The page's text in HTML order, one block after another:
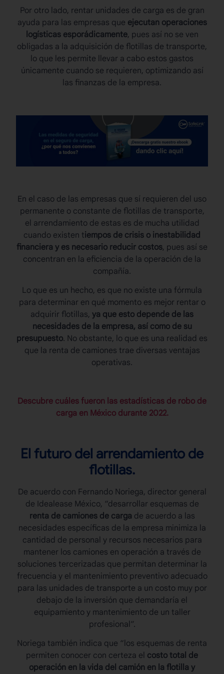
Por otro lado, rentar unidades de carga es de gran
ayuda para las empresas que ejecutan operaciones
logísticas esporádicamente, pues así no se ven
obligadas a la adquisición de flotillas de transporte,
lo que les permite llevar a cabo estos gastos
únicamente cuando se requieren, optimizando así
las finanzas de la empresa.
En el caso de las empresas que sí requieren del uso
permanente o constante de flotillas de transporte,
el arrendamiento de estas es de mucha utilidad
cuando existen tiempos de crisis o inestabilidad
financiera y es necesario reducir costos, pues así se
concentran en la eficiencia de la operación de la
compañía.
Lo que es un hecho, es que no existe una fórmula
para determinar en qué momento es mejor rentar o
adquirir flotillas, ya que esto depende de las
necesidades de la empresa, así como de su
presupuesto. No obstante, lo que es una realidad es
que la renta de camiones trae diversas ventajas
operativas.
Descubre cuáles fueron las estadísticas de robo de
carga en México durante 2022.
El futuro del arrendamiento de
flotillas.
De acuerdo con Fernando Noriega, director general
de Idealease México, “desarrollar esquemas de
renta de camiones de carga de acuerdo a las
necesidades específicas de la empresa minimiza la
cantidad de personal y recursos necesarios para
mantener los camiones en operación a través de
soluciones tercerizadas que permitan determinar la
frecuencia y el mantenimiento preventivo adecuado
para las unidades de transporte a un costo muy por
debajo de la inversión que demandaría el
equipamiento y mantenimiento de un taller
profesional”.
Noriega también indica que “los esquemas de renta
permiten conocer con certeza el costo total de
operación en la vida del camión en la flotilla y